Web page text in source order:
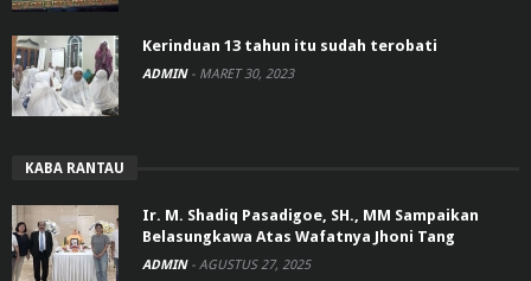
Kerinduan 13 tahun itu sudah terobati
ADMIN - MARET 30, 2023
KABA RANTAU
Ir. M. Shadiq Pasadigoe, SH., MM Sampaikan
Belasungkawa Atas Wafatnya Jhoni Tang
ADMIN - AGUSTUS 27, 2025